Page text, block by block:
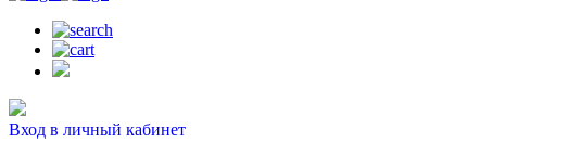
Вход в личный кабинет